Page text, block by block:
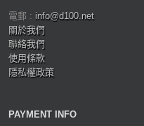
電郵 : info@d100.net
關於我們
聯絡我們
使用條款
隱私權政策
PAYMENT INFO